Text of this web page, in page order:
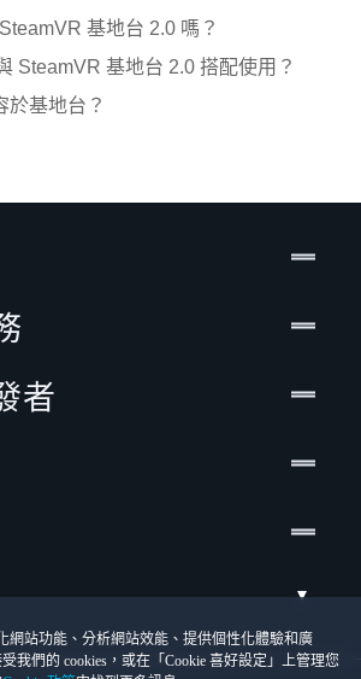
基地台 2.0 嗎？
SteamVR 基地台 2.0 搭配使用？
於基地台？
網站功能、分析網站效能、提供個性化體驗和廣
我們的 cookies，或在「Cookie 喜好設定」上管理您
者